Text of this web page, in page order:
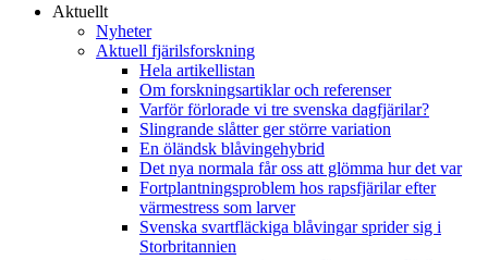
Aktuellt
Nyheter
Aktuell fjärilsforskning
Hela artikellistan
Om forskningsartiklar och referenser
Varför förlorade vi tre svenska dagfjärilar?
Slingrande slåtter ger större variation
En öländsk blåvingehybrid
Det nya normala får oss att glömma hur det var
Fortplantningsproblem hos rapsfjärilar efter
värmestress som larver
Svenska svartfläckiga blåvingar sprider sig i
Storbritannien